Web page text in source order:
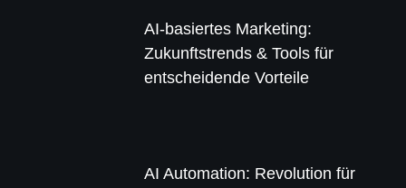
AI-basiertes Marketing:
Zukunftstrends & Tools für
entscheidende Vorteile
AI Automation: Revolution für